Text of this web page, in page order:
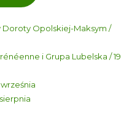
Doroty Opolskiej-Maksym /
i Grupa Lubelska / 19